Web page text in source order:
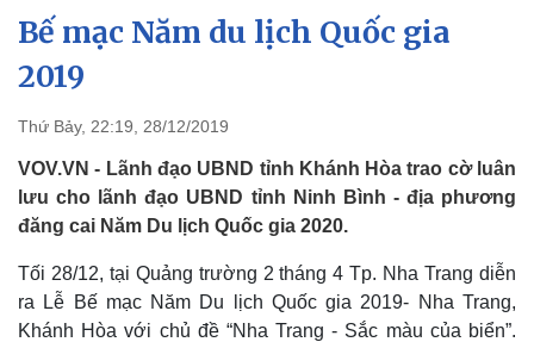
Chính trị
Đảng
Tổ chức nhân sự
Nhận diện sự thật
Xã hội
Việc làm
Biển đảo
Bế mạc Năm du lịch Quốc gia
2019
Thứ Bảy, 22:19, 28/12/2019
VOV.VN - Lãnh đạo UBND tỉnh Khánh Hòa trao cờ luân
lưu cho lãnh đạo UBND tỉnh Ninh Bình - địa phương
đăng cai Năm Du lịch Quốc gia 2020.
Tối 28/12, tại Quảng trường 2 tháng 4 Tp. Nha Trang diễn
ra Lễ Bế mạc Năm Du lịch Quốc gia 2019- Nha Trang,
Khánh Hòa với chủ đề “Nha Trang - Sắc màu của biển”.